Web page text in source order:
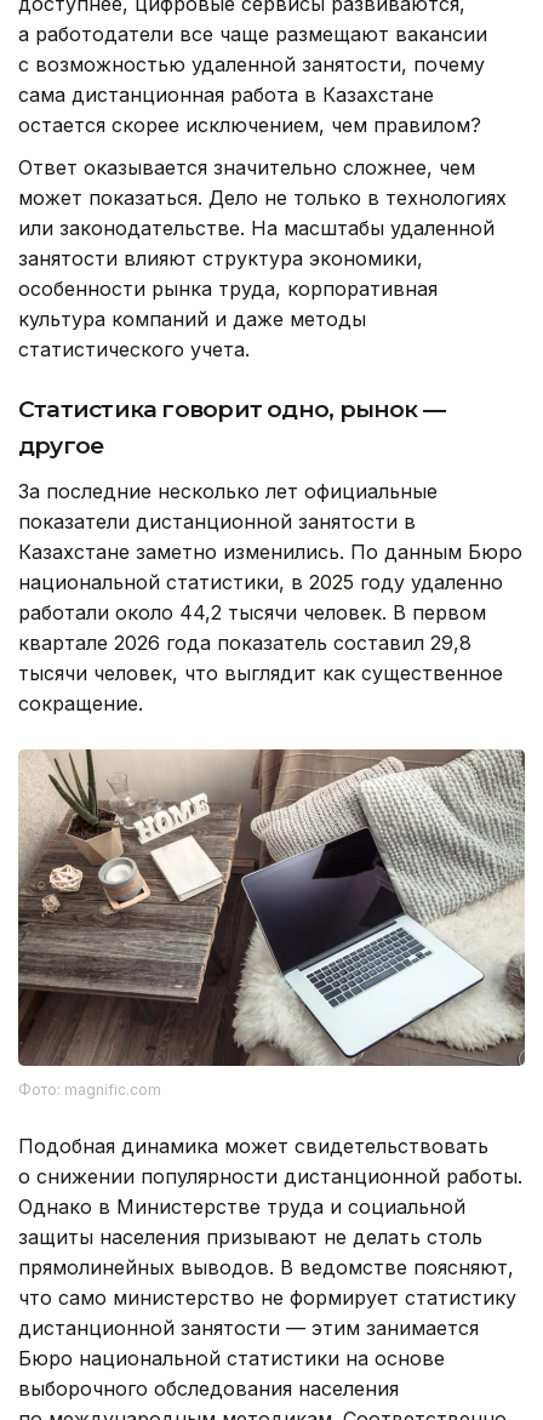
а работодатели все чаще размещают вакансии
с возможностью удаленной занятости, почему
сама дистанционная работа в Казахстане
остается скорее исключением, чем правилом?
Ответ оказывается значительно сложнее, чем
может показаться. Дело не только в технологиях
или законодательстве. На масштабы удаленной
занятости влияют структура экономики,
особенности рынка труда, корпоративная
культура компаний и даже методы
статистического учета.
Статистика говорит одно, рынок —
другое
За последние несколько лет официальные
показатели дистанционной занятости в
Казахстане заметно изменились. По данным Бюро
национальной статистики, в 2025 году удаленно
работали около 44,2 тысячи человек. В первом
квартале 2026 года показатель составил 29,8
тысячи человек, что выглядит как существенное
сокращение.
Фото: magnific.com
Подобная динамика может свидетельствовать
о снижении популярности дистанционной работы.
Однако в Министерстве труда и социальной
защиты населения призывают не делать столь
прямолинейных выводов. В ведомстве поясняют,
что само министерство не формирует статистику
дистанционной занятости — этим занимается
Бюро национальной статистики на основе
выборочного обследования населения